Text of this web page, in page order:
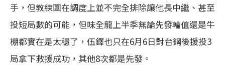
手，但教練團在調度上並不完全排除讓他長中繼、甚至
投短局數的可能，但味全龍上半季無論先發輪值還是牛
棚都實在是太穩了，伍鐸也只在6月6日對台鋼後援投3
局拿下救援成功，其他8次都是先發。